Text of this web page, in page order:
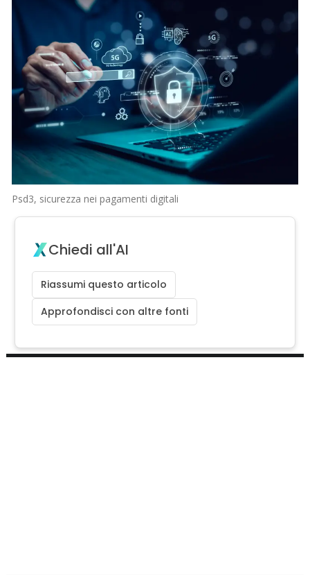
Psd3, sicurezza nei pagamenti digitali
Chiedi all'AI
Riassumi questo articolo
Approfondisci con altre fonti